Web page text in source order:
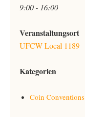
9:00 - 16:00
Veranstaltungsort
UFCW Local 1189
Kategorien
Coin Conventions